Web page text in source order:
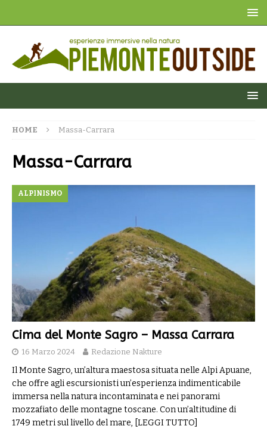
HOME Massa-Carrara
Massa-Carrara
ALPINISMO
Cima del Monte Sagro – Massa Carrara
16 Marzo 2024 Redazione Nakture
Il Monte Sagro, un’altura maestosa situata nelle Alpi Apuane,
che offre agli escursionisti un’esperienza indimenticabile
immersa nella natura incontaminata e nei panorami
mozzafiato delle montagne toscane. Con un’altitudine di
1749 metri sul livello del mare, [LEGGI TUTTO]